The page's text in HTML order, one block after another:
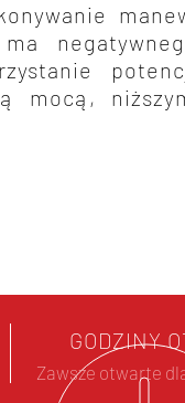
mocą,
GODZINY
Zawsze otwarte